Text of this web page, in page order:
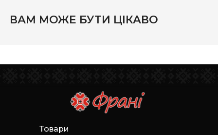
ВАМ МОЖЕ БУТИ ЦІКАВО
Товари